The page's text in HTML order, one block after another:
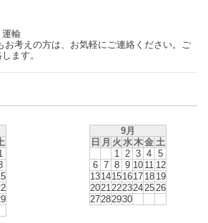
運輸
お考えの方は、お気軽にご連絡ください。ご
ます。
9月
日 月 火 水木金 土
1
2 3 4 5
6 7 8 9 10 11 12
1314151617 18 19
2021 222324 25 26
27282930